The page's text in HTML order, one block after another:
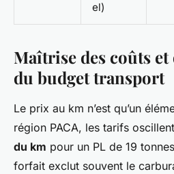
el)
Maîtrise des coûts
du budget transport
Le prix au km n’est qu’un
région PACA, les tarifs
du km pour un PL de 19
forfait exclut souvent le